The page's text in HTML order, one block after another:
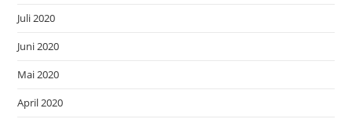
Juli 2020
Juni 2020
Mai 2020
April 2020